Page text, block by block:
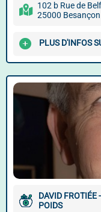
102 b Rue de
25000 Besançon
PLUS D'INFOS
DAVID FROTIÉE
POIDS